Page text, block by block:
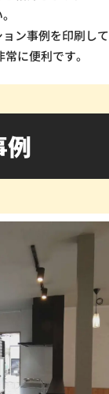
ン事例を印刷して
に便利です。
例